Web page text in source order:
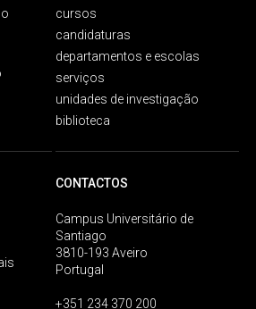
cursos
candidaturas
departamentos e escolas
serviços
unidades de investigação
biblioteca
CONTACTOS
Campus Universitário de
Santiago
3810-193 Aveiro
Portugal
+351 234 370 200